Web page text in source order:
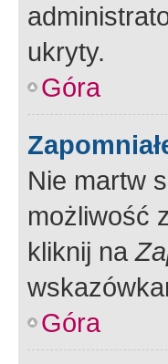
ukryty.
Góra
Nie martw
możliwość
kliknij na
Góra